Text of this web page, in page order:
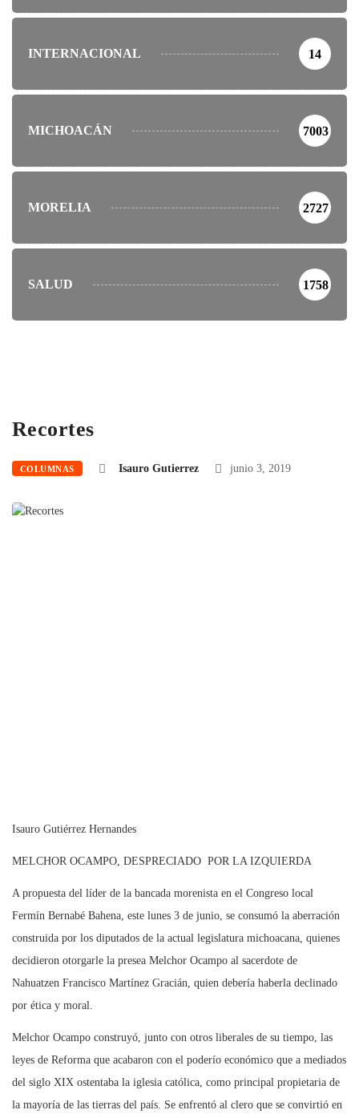
INTERNACIONAL 14
MICHOACÁN 7003
MORELIA 2727
SALUD 1758
Recortes
COLUMNAS Isauro Gutierrez junio 3, 2019
Isauro Gutiérrez Hernandes
MELCHOR OCAMPO, DESPRECIADO POR LA IZQUIERDA
A propuesta del líder de la bancada morenista en el Congreso local
Fermín Bernabé Bahena, este lunes 3 de junio, se consumó la aberración
construida por los diputados de la actual legislatura michoacana, quienes
decidieron otorgarle la presea Melchor Ocampo al sacerdote de
Nahuatzen Francisco Martínez Gracián, quien debería haberla declinado
por ética y moral.
Melchor Ocampo construyó, junto con otros liberales de su tiempo, las
leyes de Reforma que acabaron con el poderío económico que a mediados
del siglo XIX ostentaba la iglesia católica, como principal propietaria de
la mayoría de las tierras del país. Se enfrentó al clero que se convirtió en